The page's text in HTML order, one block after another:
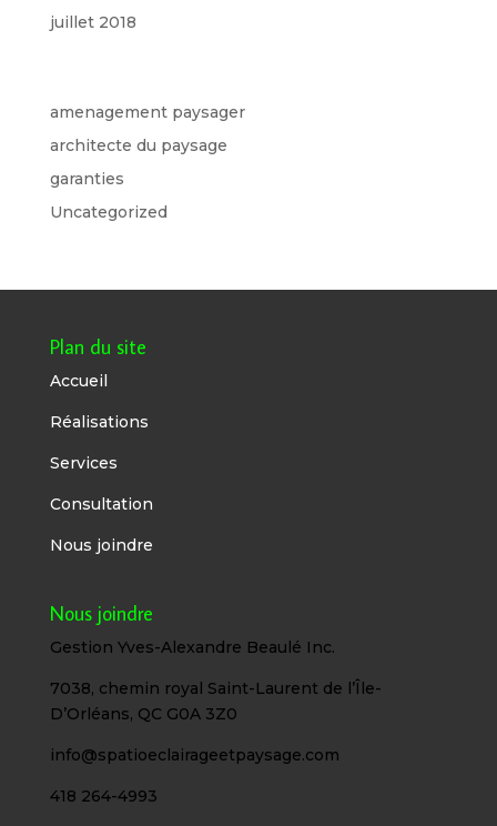
juillet 2018
amenagement paysager
architecte du paysage
garanties
Uncategorized
Plan du site
Accueil
Réalisations
Services
Consultation
Nous joindre
Nous joindre
Gestion Yves-Alexandre Beaulé Inc.
7038, chemin royal Saint-Laurent de l’Île-
D’Orléans, QC G0A 3Z0
info@spatioeclairageetpaysage.com
418 264-4993